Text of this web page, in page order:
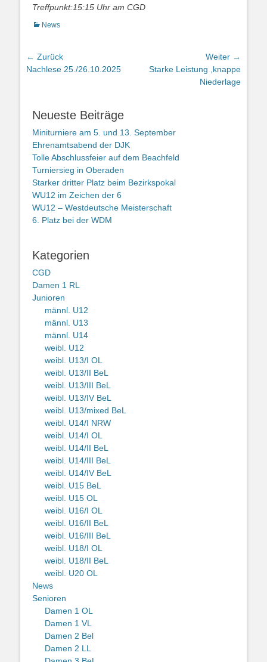
Treffpunkt:15:15 Uhr am CGD
Kategorien
News
Beitragsnavigation
← Zurück
Vorheriger
Nachlese 25./26.10.2025
Weiter →
Nächster
Starke Leistung ,knappe
Niederlage
Neueste Beiträge
Miniturniere am 5. und 13. September
Ehrenamtsabend der DJK
Tolle Abschlussfeier auf dem Beachfeld
Turniersieg in Oberaden
Starker dritter Platz beim Bezirkspokal
WU12 im Zeichen der 6
WU12 – Westdeutsche Meisterschaft
6. Platz bei der WDM
Kategorien
CGD
Damen 1 RL
Junioren
männl. U12
männl. U13
männl. U14
weibl. U12
weibl. U13/I OL
weibl. U13/II BeL
weibl. U13/III BeL
weibl. U13/IV BeL
weibl. U13/mixed BeL
weibl. U14/I NRW
weibl. U14/I OL
weibl. U14/II BeL
weibl. U14/III BeL
weibl. U14/IV BeL
weibl. U15 BeL
weibl. U15 OL
weibl. U16/I OL
weibl. U16/II BeL
weibl. U16/III BeL
weibl. U18/I OL
weibl. U18/II BeL
weibl. U20 OL
News
Senioren
Damen 1 OL
Damen 1 VL
Damen 2 Bel
Damen 2 LL